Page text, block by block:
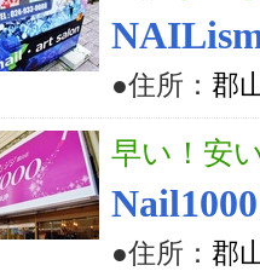
●住所： 郡
早い！安
●住所： 郡